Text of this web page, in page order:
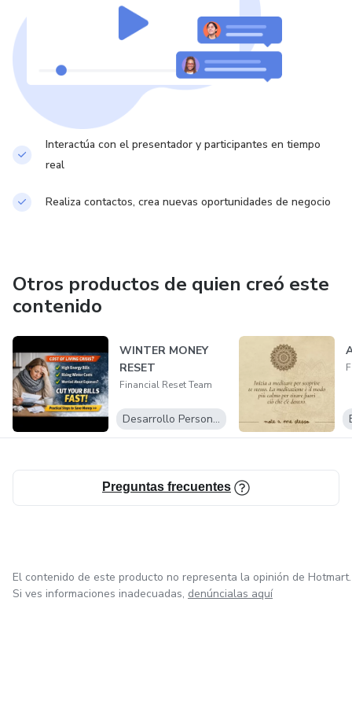
Interactúa con el presentador y participantes en tiempo
real
Realiza contactos, crea nuevas oportunidades de negocio
Otros productos de quien creó este
contenido
WINTER MONEY
RESET
Financial Reset Team
Desarrollo Personal
Preguntas frecuentes
El contenido de este producto no representa la opinión de Hotmart.
Si ves informaciones inadecuadas, denúncialas aquí